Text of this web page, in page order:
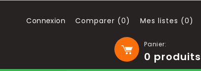
Panier:
0 produits
Connexion Comparer (0) Mes listes (0)